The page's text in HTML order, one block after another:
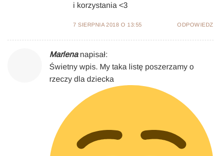
i korzystania <3
7 SIERPNIA 2018 O 13:55 ODPOWIEDZ
Marlena napisał:
Świetny wpis. My taka listę poszerzamy o
rzeczy dla dziecka